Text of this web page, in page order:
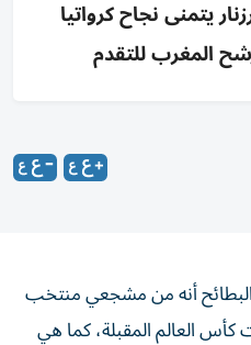
يتمنى نجاح كرواتيا
المغرب للتقدم
أنه من مشجعي منتخب
كأس العالم المقبلة، كما هي